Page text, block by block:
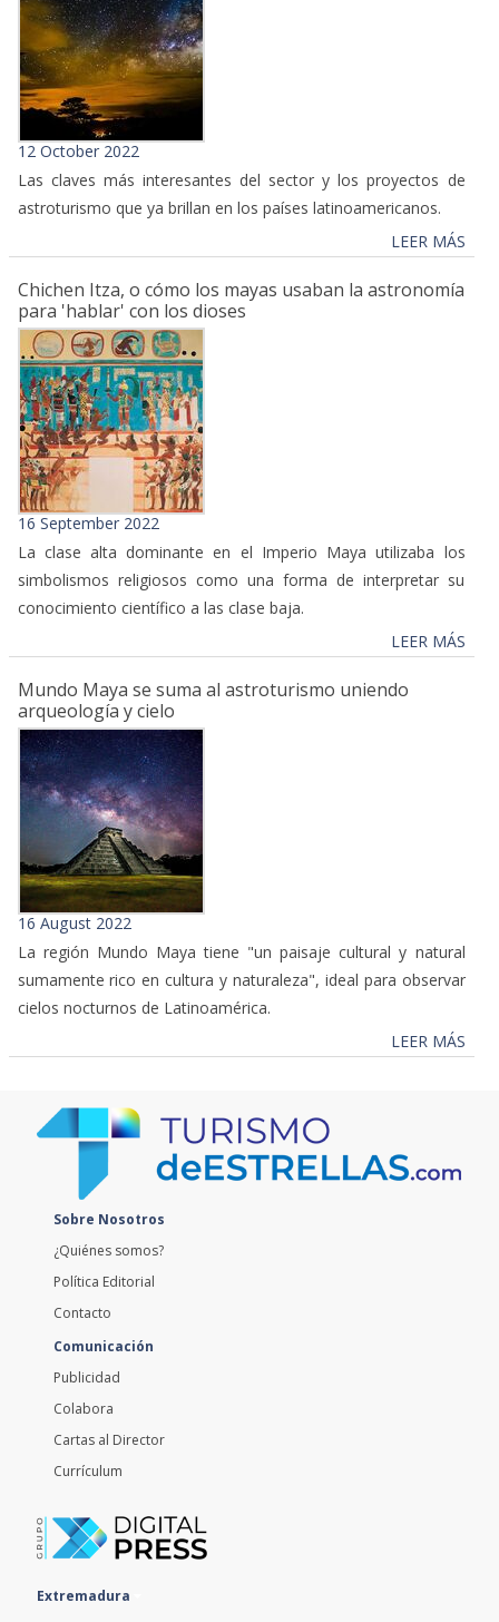
12 October 2022
Las claves más interesantes del sector y los proyectos de
astroturismo que ya brillan en los países latinoamericanos.
LEER MÁS
Chichen Itza, o cómo los mayas usaban la astronomía
para 'hablar' con los dioses
16 September 2022
La clase alta dominante en el Imperio Maya utilizaba los
simbolismos religiosos como una forma de interpretar su
conocimiento científico a las clase baja.
LEER MÁS
Mundo Maya se suma al astroturismo uniendo
arqueología y cielo
16 August 2022
La región Mundo Maya tiene "un paisaje cultural y natural
sumamente rico en cultura y naturaleza", ideal para observar
cielos nocturnos de Latinoamérica.
LEER MÁS
Sobre Nosotros
¿Quiénes somos?
Política Editorial
Contacto
Comunicación
Publicidad
Colabora
Cartas al Director
Currículum
Extremadura